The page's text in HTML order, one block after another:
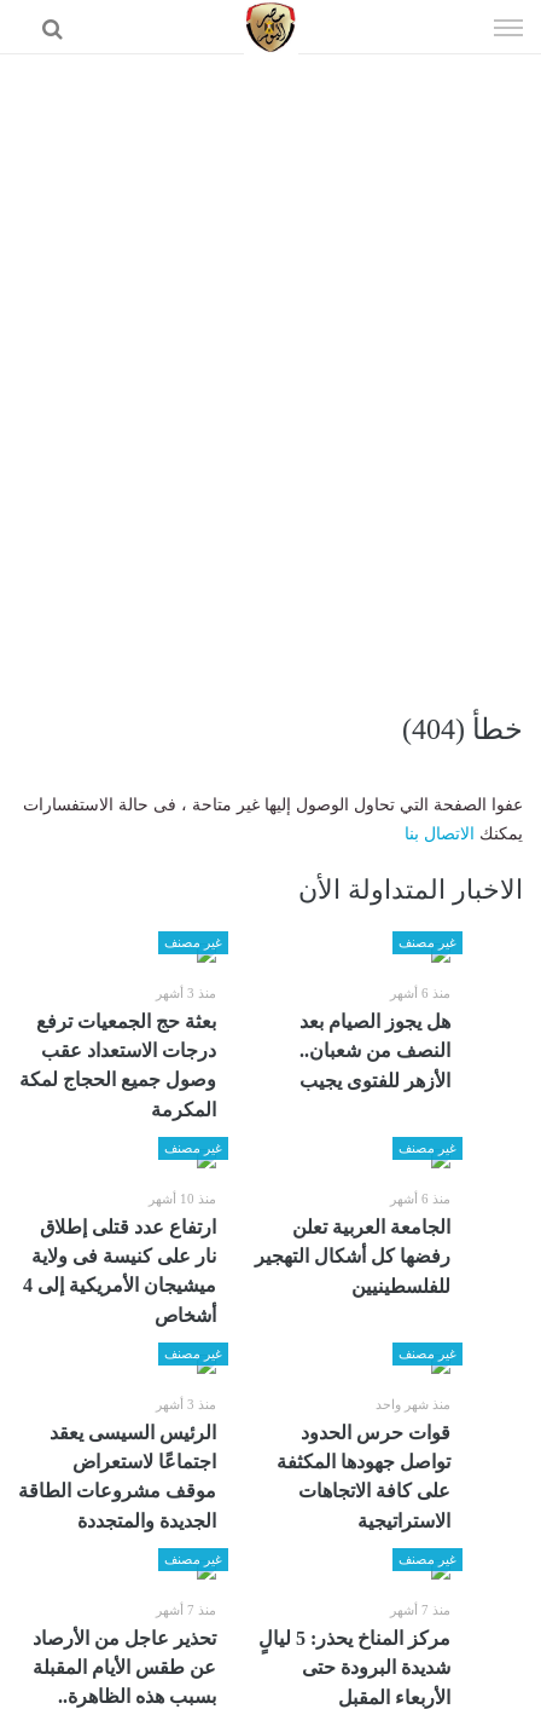
الى
خطأ (404)
عفوا الصفحة التي تحاول الوصول إليها غير متاحة ، فى حالة الاستفسارات
يمكنك
الاتصال بنا
الاخبار المتداولة الأن
غير مصنف
منذ 6 أشهر
هل يجوز الصيام بعد
النصف من شعبان..
الأزهر للفتوى يجيب
غير مصنف
منذ 3 أشهر
بعثة حج الجمعيات ترفع
درجات الاستعداد عقب
وصول جميع الحجاج لمكة
المكرمة
غير مصنف
منذ 6 أشهر
الجامعة العربية تعلن
رفضها كل أشكال التهجير
للفلسطينيين
غير مصنف
منذ 10 أشهر
ارتفاع عدد قتلى إطلاق
نار على كنيسة فى ولاية
ميشيجان الأمريكية إلى 4
أشخاص
غير مصنف
منذ شهر واحد
قوات حرس الحدود
تواصل جهودها المكثفة
على كافة الاتجاهات
الاستراتيجية
غير مصنف
منذ 3 أشهر
الرئيس السيسى يعقد
اجتماعًا لاستعراض
موقف مشروعات الطاقة
الجديدة والمتجددة
غير مصنف
منذ 7 أشهر
مركز المناخ يحذر: 5 ليالٍ
شديدة البرودة حتى
الأربعاء المقبل
غير مصنف
منذ 7 أشهر
تحذير عاجل من الأرصاد
عن طقس الأيام المقبلة
بسبب هذه الظاهرة..